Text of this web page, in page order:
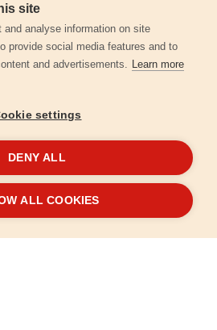
- Minden jog fenntartva
FEO
site
analyse information on site
provide social media features and to
and advertisements. Learn more
settings
DENY ALL
ALL COOKIES